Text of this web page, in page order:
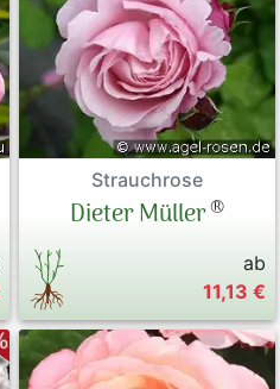
Strauchrose
Dieter Müller®
ab
11,13 €